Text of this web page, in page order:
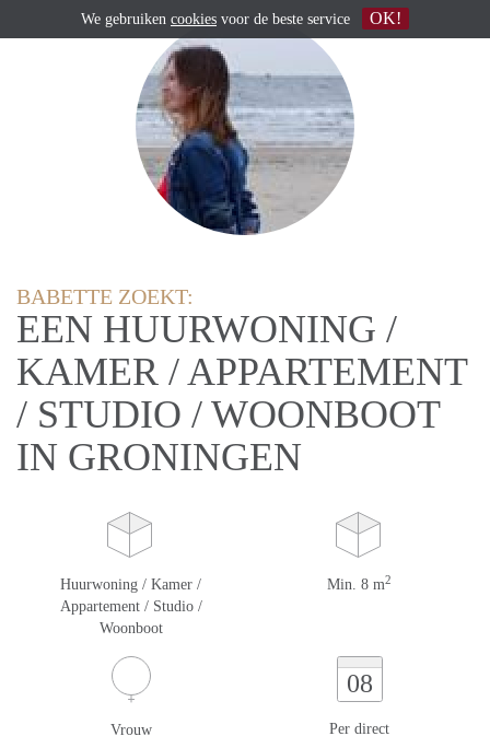
BABETTE ZOEKT:
EEN HUURWONING /
KAMER / APPARTEMENT
/ STUDIO / WOONBOOT
IN GRONINGEN
Huurwoning / Kamer /
Appartement / Studio /
Woonboot
Min. 8 m2
Vrouw
08
Per direct
We gebruiken cookies voor de beste service OK!